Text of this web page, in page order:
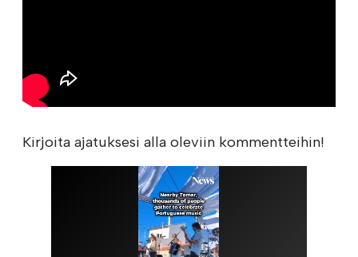
Kirjoita ajatuksesi alla oleviin kommentteihin!